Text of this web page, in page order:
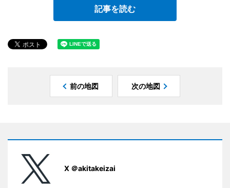
記事を読む
前の地図 次の地図
X ＠akitakeizai